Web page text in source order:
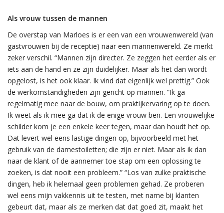
Als vrouw tussen de mannen
De overstap van Marloes is er een van een vrouwenwereld (van
gastvrouwen bij de receptie) naar een mannenwereld. Ze merkt
zeker verschil. “Mannen zijn directer. Ze zeggen het eerder als er
iets aan de hand en ze zijn duidelijker. Maar als het dan wordt
opgelost, is het ook klaar. Ik vind dat eigenlijk wel prettig.” Ook
de werkomstandigheden zijn gericht op mannen. “Ik ga
regelmatig mee naar de bouw, om praktijkervaring op te doen.
Ik weet als ik mee ga dat ik de enige vrouw ben. Een vrouwelijke
schilder kom je een enkele keer tegen, maar dan houdt het op.
Dat levert wel eens lastige dingen op, bijvoorbeeld met het
gebruik van de damestoiletten; die zijn er niet. Maar als ik dan
naar de klant of de aannemer toe stap om een oplossing te
zoeken, is dat nooit een probleem.” “Los van zulke praktische
dingen, heb ik helemaal geen problemen gehad. Ze proberen
wel eens mijn vakkennis uit te testen, met name bij klanten
gebeurt dat, maar als ze merken dat dat goed zit, maakt het